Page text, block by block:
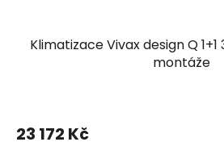
Klimatizace Vivax design Q
montáže
23 172 Kč